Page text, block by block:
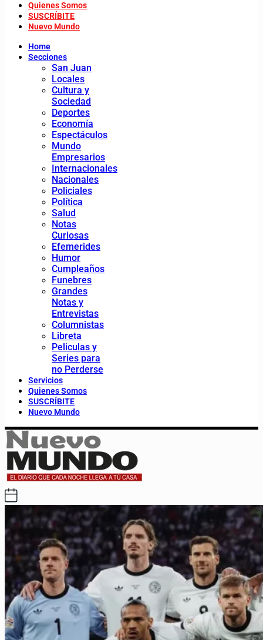
Quienes Somos
SUSCRÍBITE
Nuevo Mundo
Home
Secciones
San Juan
Locales
Cultura y
Sociedad
Deportes
Economía
Espectáculos
Mundo
Empresarios
Internacionales
Nacionales
Policiales
Política
Salud
Notas
Curiosas
Efemerides
Humor
Cumpleaños
Funebres
Grandes
Notas y
Entrevistas
Columnistas
Libreta
Peliculas y
Series para
no Perderse
Servicios
Quienes Somos
SUSCRÍBITE
Nuevo Mundo